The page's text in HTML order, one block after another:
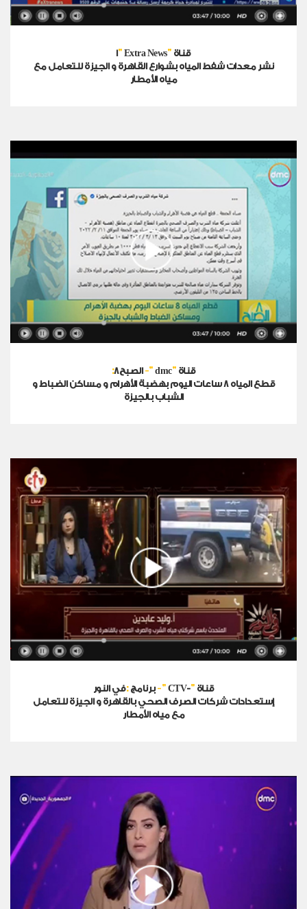
ا" Extra News" قناة
نشر معدات شفط المياه بشوارع القاهرة و الجيزة للتعامل مع
مياه الأمطار
: 8الصبح -" dmc" قناة
قطع المياه 8 ساعات اليوم بهضبة الأهرام و مساكن الضباط و
الشباب بالجيزة
برنامج: في النور-" CTV-" قناة
إستعدادات شركات الصرف الصحي بالقاهرة و الجيزة للتعامل
مع مياه الأمطار